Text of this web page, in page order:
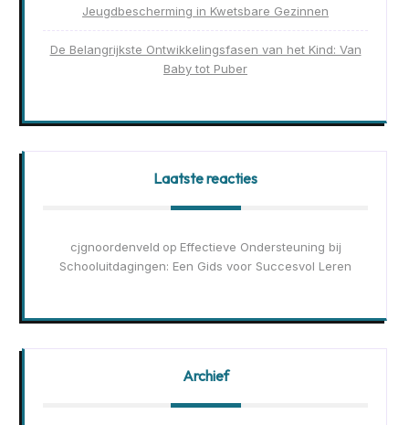
Jeugdbescherming in Kwetsbare Gezinnen
De Belangrijkste Ontwikkelingsfasen van het Kind: Van
Baby tot Puber
Laatste reacties
cjgnoordenveld op Effectieve Ondersteuning bij
Schooluitdagingen: Een Gids voor Succesvol Leren
Archief